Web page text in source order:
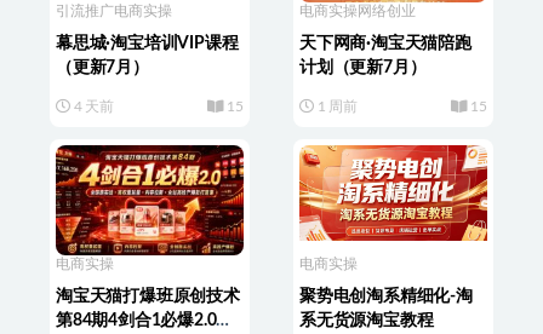
引流推广电商实操
幕思城·淘宝培训VIP课程
（更新7月）
4 天前 15
电商实操 网络创业
天下网商·淘宝天猫陪跑
计划（更新7月）
1 周前 15
电商实操
淘宝天猫打爆班原创技术
第84期4剑合1必爆2.0全
电商实操
聚势电创淘系精细化-淘
系无货源淘宝教程